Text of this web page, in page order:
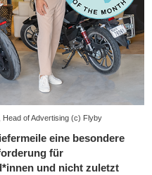
of Advertising (c) Flyby
eine besondere
für
und nicht zuletzt